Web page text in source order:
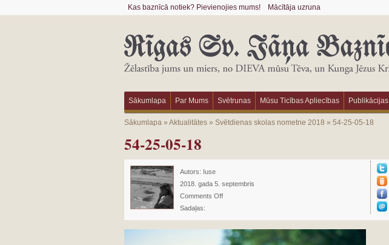
Kas baznīcā notiek? Pievienojies mums! Mācītāja uzruna
Sākumlapa Par Mums Svētrunas Mūsu Ticības Apliecības Publikācijas
Sākumlapa» Aktualitātes» Svētdienas skolas nometne 2018 » 54-25-05-18
54-25-05-18
Autors: Iuse
2018. gada 5. septembris
Comments Off
Sadaļas: